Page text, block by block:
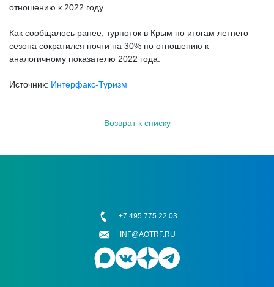
отношению к 2022 году.
Как сообщалось ранее, турпоток в Крым по итогам летнего
сезона сократился почти на 30% по отношению к
аналогичному показателю 2022 года.
Источник: Интерфакс-Туризм
Возврат к списку
+7 495 775 22 03
INF@AOTRF.RU